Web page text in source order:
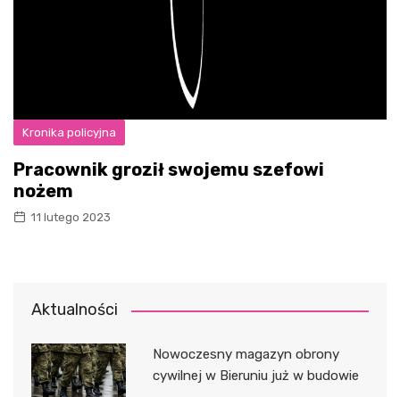
Kronika policyjna
Pracownik groził swojemu szefowi
nożem
11 lutego 2023
Aktualności
Nowoczesny magazyn obrony
cywilnej w Bieruniu już w budowie